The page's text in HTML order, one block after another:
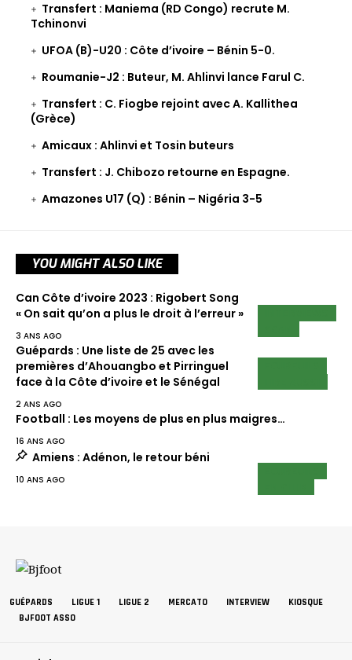
Transfert : Maniema (RD Congo) recrute M.
Tchinonvi
UFOA (B)-U20 : Côte d’ivoire – Bénin 5-0.
Roumanie-J2 : Buteur, M. Ahlinvi lance Farul C.
Transfert : C. Fiogbe rejoint avec A. Kallithea
(Grèce)
Amicaux : Ahlinvi et Tosin buteurs
Transfert : J. Chibozo retourne en Espagne.
Amazones U17 (Q) : Bénin – Nigéria 3-5
YOU MIGHT ALSO LIKE
Can Côte d’ivoire 2023 : Rigobert Song
« On sait qu’on a plus le droit à l’erreur »
3 ANS AGO
Guépards : Une liste de 25 avec les
premières d’Ahouangbo et Pirringuel
face à la Côte d’ivoire et le Sénégal
2 ANS AGO
Football : Les moyens de plus en plus maigres…
16 ANS AGO
Amiens : Adénon, le retour béni
10 ANS AGO
GUÉPARDS LIGUE 1 LIGUE 2 MERCATO INTERVIEW
KIOSQUE
BJFOOT ASSO